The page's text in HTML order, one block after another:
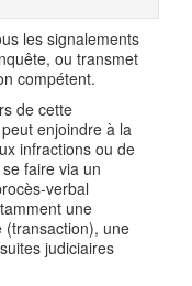
les signalements
ou transmet
compétent.
de cette
enjoindre à la
infractions ou de
faire via un
verbal
une
(transaction), une
judiciaires